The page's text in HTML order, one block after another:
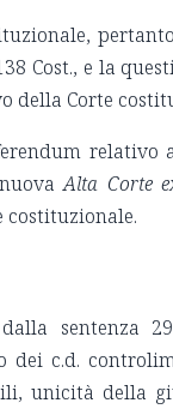
Cost., e la
Corte
relativo
Alta Corte
sentenza
dei c.d.
della